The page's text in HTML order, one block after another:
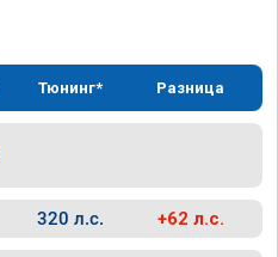
Тюнинг* Разница
320 л.с. +62 л.с.